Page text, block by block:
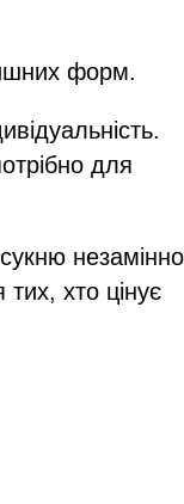
форм.
для
хто цінує